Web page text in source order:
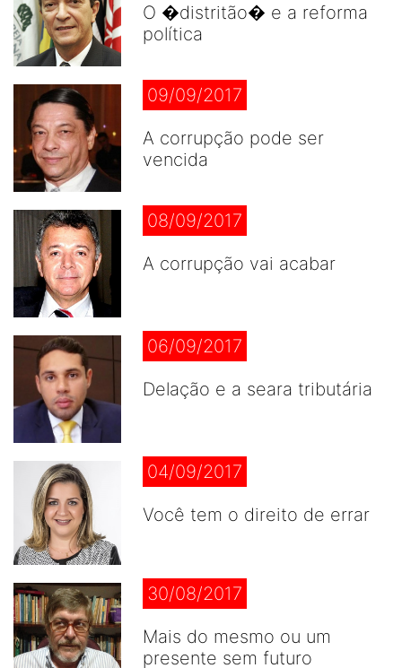
O �distritão� e a reforma
política
09/09/2017
A corrupção pode ser
vencida
08/09/2017
A corrupção vai acabar
06/09/2017
Delação e a seara tributária
04/09/2017
Você tem o direito de errar
30/08/2017
Mais do mesmo ou um
presente sem futuro